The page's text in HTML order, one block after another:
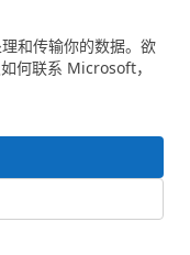
和传输你的数据。欲
何联系 Microsoft，